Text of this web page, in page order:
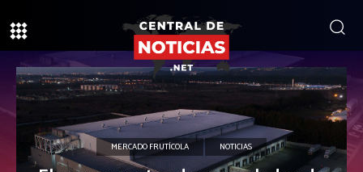
MERCADO FRUTÍCOLA NOTICIAS